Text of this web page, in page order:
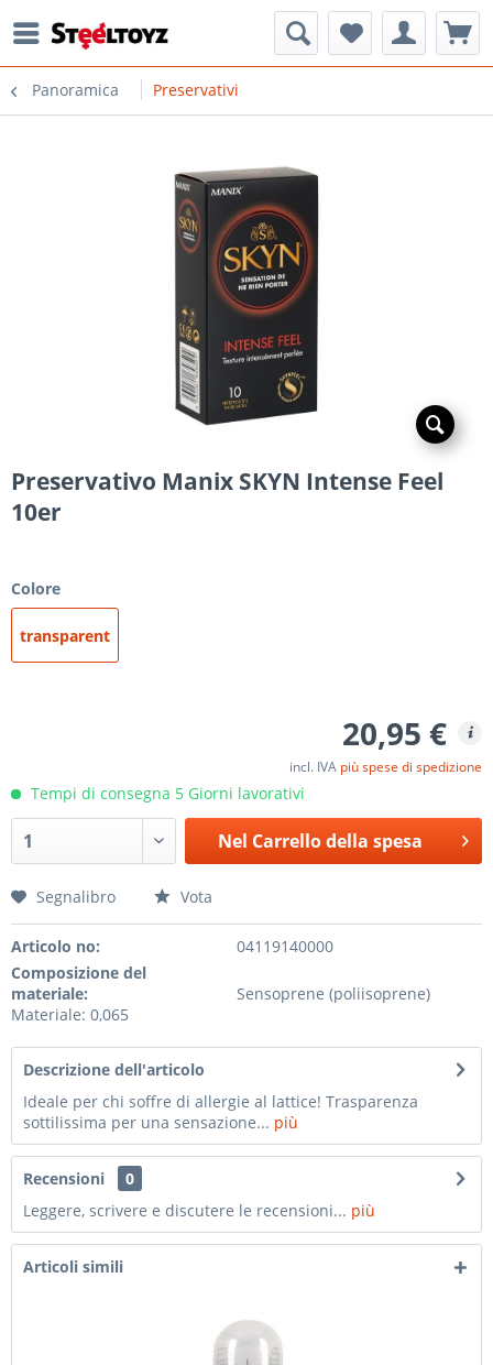
Panoramica Preservativi
Preservativo Manix SKYN Intense Feel
10er
Colore
transparent
20,95 €
incl. IVA più spese di spedizione
Tempi di consegna 5 Giorni lavorativi
Nel Carrello della spesa
Segnalibro Vota
Articolo no:
04119140000
Composizione del
materiale:
Sensoprene (poliisoprene)
Materiale: 0,065
Descrizione dell'articolo
Ideale per chi soffre di allergie al lattice! Trasparenza
sottilissima per una sensazione... più
Recensioni
0
Leggere, scrivere e discutere le recensioni... più
Articoli simili